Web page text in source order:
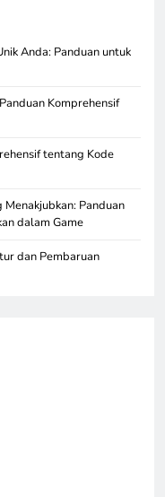
Anda: Panduan untuk
Komprehensif
tentang Kode
Panduan
dalam Game
dan Pembaruan